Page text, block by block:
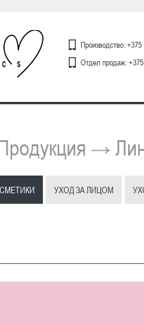
Производство:
Отдел продаж:
→
УХОД ЗА ЛИЦОМ